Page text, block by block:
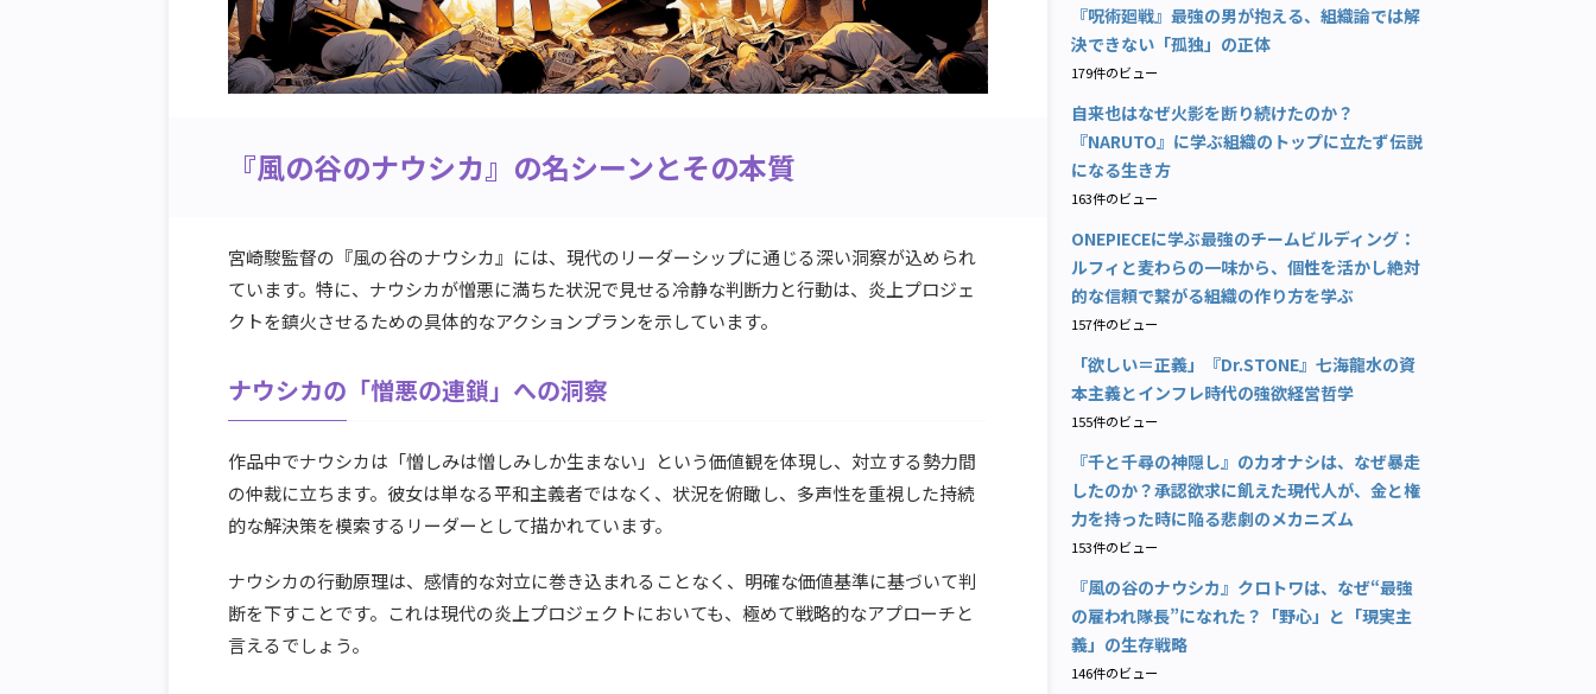
『風の谷のナウシカ』の名シーンとその本質
宮崎駿監督の『風の谷のナウシカ』には、現代のリーダーシップに通じる深い洞察が込められ
ています。特に、ナウシカが憎悪に満ちた状況で見せる冷静な判断力と行動は、炎上プロジェ
クトを鎮火させるための具体的なアクションプランを示しています。
ナウシカの「憎悪の連鎖」への洞察
作品中でナウシカは「憎しみは憎しみしか生まない」という価値観を体現し、対立する勢力間
の仲裁に立ちます。彼女は単なる平和主義者ではなく、状況を俯瞰し、多声性を重視した持続
的な解決策を模索するリーダーとして描かれています。
ナウシカの行動原理は、感情的な対立に巻き込まれることなく、明確な価値基準に基づいて判
断を下すことです。これは現代の炎上プロジェクトにおいても、極めて戦略的なアプローチと
言えるでしょう。
『呪術廻戦』最強の男が抱える、組織論では解
決できない「孤独」の正体
179件のビュー
自来也はなぜ火影を断り続けたのか？
『NARUTO』に学ぶ組織のトップに立たず伝説
になる生き方
163件のビュー
ONEPIECEに学ぶ最強のチームビルディング：
ルフィと麦わらの一味から、個性を活かし絶対
的な信頼で繋がる組織の作り方を学ぶ
157件のビュー
「欲しい＝正義」『Dr.STONE』七海龍水の資
本主義とインフレ時代の強欲経営哲学
155件のビュー
『千と千尋の神隠し』のカオナシは、なぜ暴走
したのか？承認欲求に飢えた現代人が、金と権
力を持った時に陥る悲劇のメカニズム
153件のビュー
『風の谷のナウシカ』クロトワは、なぜ“最強
の雇われ隊長”になれた？「野心」と「現実主
義」の生存戦略
146件のビュー